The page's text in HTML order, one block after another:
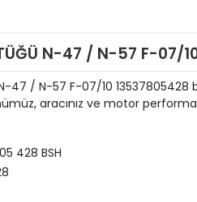
N-47 / N-57 F-07/
N-47 / N-57 F-07/10
aracınız ve motor
428 BSH